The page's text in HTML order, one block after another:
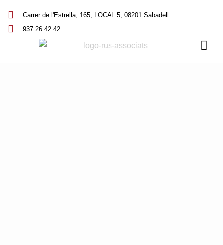
Carrer de l'Estrella, 165, LOCAL 5, 08201 Sabadell
937 26 42 42